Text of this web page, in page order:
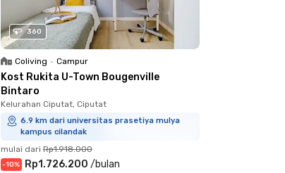
360
Coliving • Campur
Kost Rukita U-Town Bougenville
Bintaro
Kelurahan Ciputat, Ciputat
6.9 km dari universitas prasetiya mulya
kampus cilandak
mulai dari Rp1.918.000
-10% Rp1.726.200 /bulan